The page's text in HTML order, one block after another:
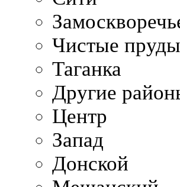
Чистые пруды
Таганка
Другие
Центр
Запад
Донской